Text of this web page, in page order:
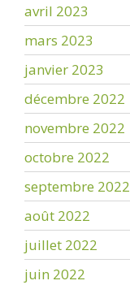
avril 2023
mars 2023
janvier 2023
décembre 2022
novembre 2022
octobre 2022
septembre 2022
août 2022
juillet 2022
juin 2022